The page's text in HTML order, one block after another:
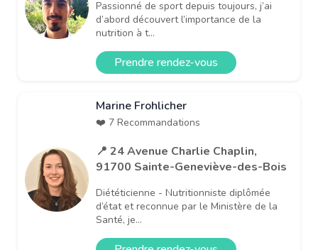
Passionné de sport depuis toujours, j’ai
d’abord découvert l’importance de la
nutrition à t...
Prendre rendez-vous
Marine Frohlicher
❤️ 7 Recommandations
📍 24 Avenue Charlie Chaplin,
91700 Sainte-Geneviève-des-Bois
Diététicienne - Nutritionniste diplômée
d’état et reconnue par le Ministère de la
Santé, je...